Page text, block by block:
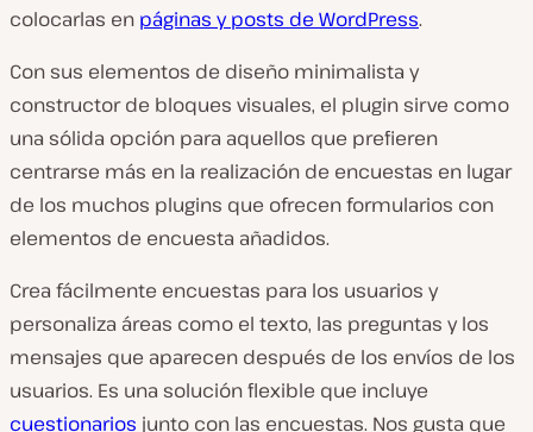
colocarlas en páginas y posts de WordPress.
Con sus elementos de diseño minimalista y
constructor de bloques visuales, el plugin sirve como
una sólida opción para aquellos que prefieren
centrarse más en la realización de encuestas en lugar
de los muchos plugins que ofrecen formularios con
elementos de encuesta añadidos.
Crea fácilmente encuestas para los usuarios y
personaliza áreas como el texto, las preguntas y los
mensajes que aparecen después de los envíos de los
usuarios. Es una solución flexible que incluye
cuestionarios junto con las encuestas. Nos gusta que